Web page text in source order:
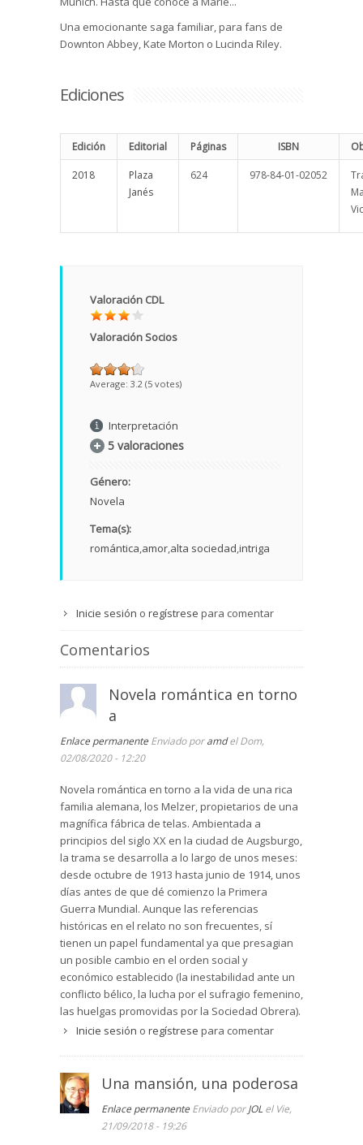
Una emocionante saga familiar, para fans de
Downton Abbey, Kate Morton o Lucinda Riley.
Ediciones
Edición Editorial Páginas ISBN
2018
Plaza
Janés
624 978-84-01-02052
Valoración CDL
Valoración Socios
Average: 3.2 (5 votes)
Interpretación
5 valoraciones
Género:
Novela
Tema(s):
romántica amor alta sociedad intriga
Inicie sesión o regístrese para comentar
Comentarios
Novela romántica en torno
a
Enlace permanente Enviado poramdel Dom,
02/08/2020 - 12:20
Novela romántica en torno a la vida de una rica
familia alemana, los Melzer, propietarios de una
magnífica fábrica de telas. Ambientada a
principios del siglo XX en la ciudad de Augsburgo,
la trama se desarrolla a lo largo de unos meses:
desde octubre de 1913 hasta junio de 1914, unos
días antes de que dé comienzo la Primera
Guerra Mundial. Aunque las referencias
históricas en el relato no son frecuentes, sí
tienen un papel fundamental ya que presagian
un posible cambio en el orden social y
económico establecido (la inestabilidad ante un
conflicto bélico, la lucha por el sufragio femenino,
las huelgas promovidas por la Sociedad Obrera).
Todo ello, unido a las diferentes subtramas de
despliegue en una trilogía sobre la familia
protagonista, que se completa con las novelas
“Las hijas de la villa de las telas” y “El legado de
la villa de las telas”.
Inicie sesión o regístrese para comentar
Una mansión, una poderosa
Enlace permanente Enviado porJOL el Vie,
21/09/2018 - 19:26